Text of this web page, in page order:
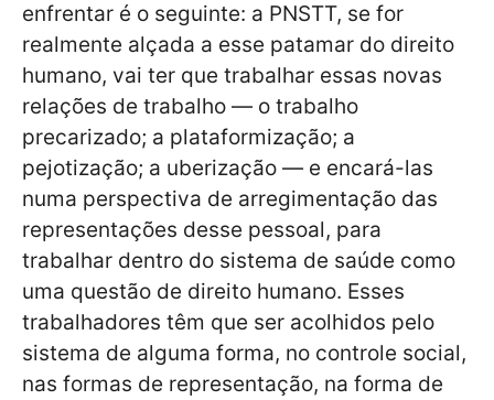
enfrentar é o seguinte: a PNSTT, se for
realmente alçada a esse patamar do direito
humano, vai ter que trabalhar essas novas
relações de trabalho — o trabalho
precarizado; a plataformização; a
pejotização; a uberização — e encará-las
numa perspectiva de arregimentação das
representações desse pessoal, para
trabalhar dentro do sistema de saúde como
uma questão de direito humano. Esses
trabalhadores têm que ser acolhidos pelo
sistema de alguma forma, no controle social,
nas formas de representação, na forma de